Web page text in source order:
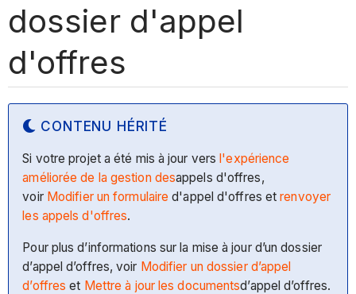
dossier d'appel
d'offres
CONTENU HÉRITÉ
Si votre projet a été mis à jour vers l'expérience
améliorée de la gestion desappels d'offres,
voir Modifier un formulaire d'appel d'offres etrenvoyer
les appels d'offres.
Pour plus d’informations sur la mise à jour d’un dossier
d’appel d’offres, voir Modifier un dossier d’appel
d’offres et Mettre à jour les documentsd’appel d’offres.